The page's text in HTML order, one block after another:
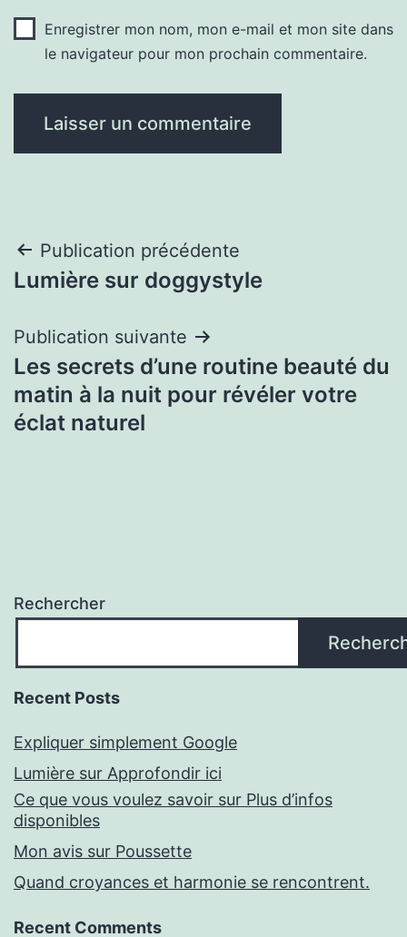
Enregistrer mon nom, mon e-mail et mon site dans
le navigateur pour mon prochain commentaire.
Navigation
de
l’article
Publication précédente
Lumière sur doggystyle
Publication suivante
Les secrets d’une routine beauté du
matin à la nuit pour révéler votre
éclat naturel
Rechercher
Recent Posts
Expliquer simplement Google
Lumière sur Approfondir ici
Ce que vous voulez savoir sur Plus d’infos
disponibles
Mon avis sur Poussette
Quand croyances et harmonie se rencontrent.
Recent Comments